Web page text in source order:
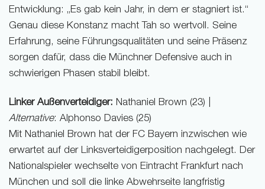
Entwicklung: „Es gab kein Jahr, in dem er stagniert ist.“
Genau diese Konstanz macht Tah so wertvoll. Seine
Erfahrung, seine Führungsqualitäten und seine Präsenz
sorgen dafür, dass die Münchner Defensive auch in
schwierigen Phasen stabil bleibt.
Linker Außenverteidiger: Nathaniel Brown (23) |
Alternative: Alphonso Davies (25)
Mit Nathaniel Brown hat der FC Bayern inzwischen wie
erwartet auf der Linksverteidigerposition nachgelegt. Der
Nationalspieler wechselte von Eintracht Frankfurt nach
München und soll die linke Abwehrseite langfristig